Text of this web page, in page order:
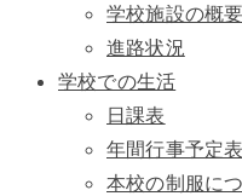
学校施設の概要
進路状況
学校での生活
日課表
年間行事予定表
本校の制服につ